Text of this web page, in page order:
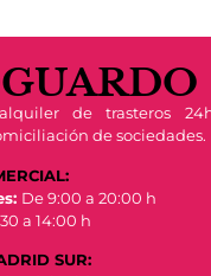
de trasteros
de sociedades.
De 9:00 a 20:00 h
a 14:00 h
SUR: